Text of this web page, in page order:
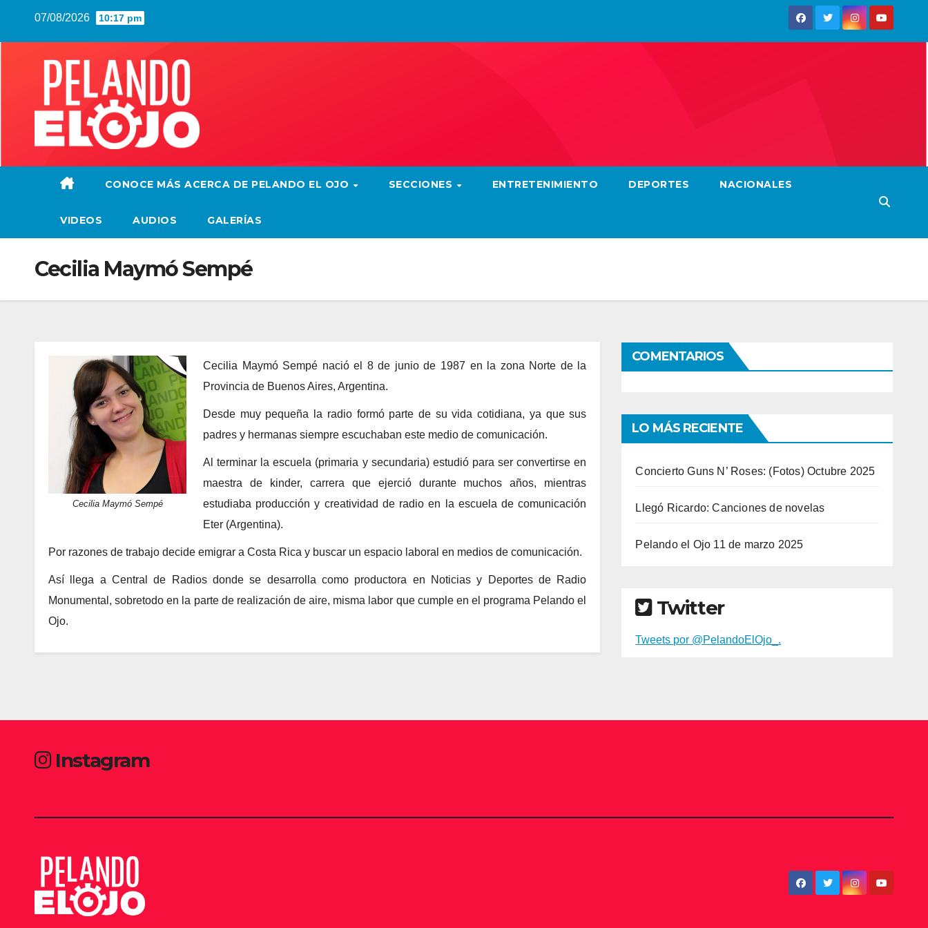
07/08/2026 10:17 pm
CONOCE MÁS ACERCA DE PELANDO EL OJO SECCIONES ENTRETENIMIENTO DEPORTES NACIONALES
VIDEOS AUDIOS GALERÍAS
Cecilia Maymó Sempé
Cecilia Maymó Sempé
Cecilia Maymó Sempé nació el 8 de junio de 1987 en la zona Norte de la
Provincia de Buenos Aires, Argentina.
Desde muy pequeña la radio formó parte de su vida cotidiana, ya que sus
padres y hermanas siempre escuchaban este medio de comunicación.
Al terminar la escuela (primaria y secundaria) estudió para ser convertirse en
maestra de kinder, carrera que ejerció durante muchos años, mientras
estudiaba producción y creatividad de radio en la escuela de comunicación
Eter (Argentina).
Por razones de trabajo decide emigrar a Costa Rica y buscar un espacio laboral en medios de comunicación.
Así llega a Central de Radios donde se desarrolla como productora en Noticias y Deportes de Radio
Monumental, sobretodo en la parte de realización de aire, misma labor que cumple en el programa Pelando el
Ojo.
COMENTARIOS
LO MÁS RECIENTE
Concierto Guns N’ Roses: (Fotos) Octubre 2025
Llegó Ricardo: Canciones de novelas
Pelando el Ojo 11 de marzo 2025
Twitter
Tweets por @PelandoElOjo_.
Instagram